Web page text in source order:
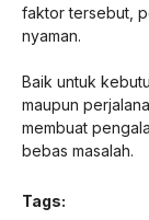
faktor tersebut,
nyaman.
Baik untuk
maupun
membuat
bebas masalah.
Tags: